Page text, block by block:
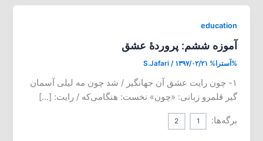
education
آموزه ششم: پروردۀ عشق
%آسترا% S.Jafari / ۱۳۹۷/۰۲/۲۱
۱- چون رایت عشق آن جهانگیر / شد چون مه لیلی آسمان
گیر قلمرو زبانی: «چون» نخست: هنگامی‌که / رایت: […]
برگه‌ها: 1
2